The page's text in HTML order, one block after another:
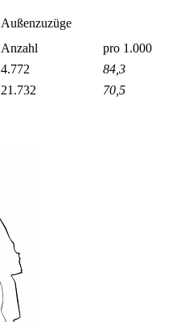
Außenzuzüge
Anzahl
pro 1.000
4.772
84,3
21.732 70,5